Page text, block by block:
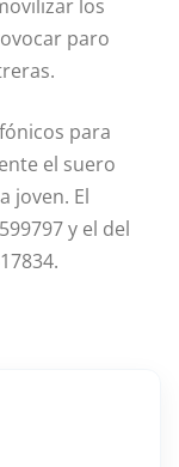
los
paro
para
el suero
joven. El
y el del